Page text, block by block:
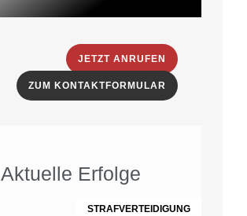
JETZT ANRUFEN
ZUM KONTAKTFORMULAR
Aktuelle Erfolge
STRAFVERTEIDIGUNG